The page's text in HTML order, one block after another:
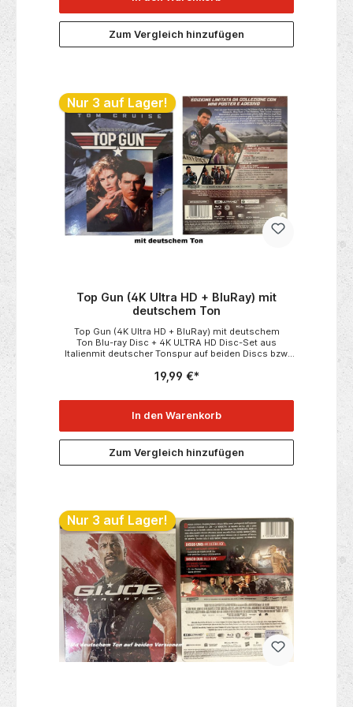
(Jason Statham) wird von einem visionären
chinesischen Ozeanographen (Winston Chao)
rekrutiert, um die Crew und den Ozean selbst vor
dieser unaufhaltsamen Bedrohung zu retten: einem
Zum Vergleich hinzufügen
Nur 3 auf Lager!
Top Gun (4K Ultra HD + BluRay) mit
deutschem Ton
Top Gun (4K Ultra HD + BluRay) mit deutschem
Ton Blu-ray Disc + 4K ULTRA HD Disc-Set aus
Italienmit deutscher Tonspur auf beiden Discs bzw.
19,99 €*
In den Warenkorb
Zum Vergleich hinzufügen
Nur 3 auf Lager!